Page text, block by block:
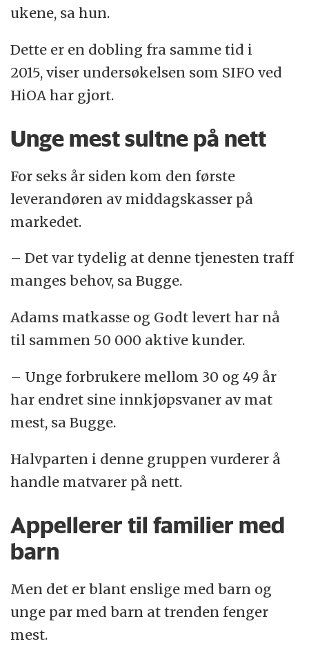
ukene, sa hun.
Dette er en dobling fra samme tid i
2015, viser undersøkelsen som SIFO ved
HiOA har gjort.
Unge mest sultne på nett
For seks år siden kom den første
leverandøren av middagskasser på
markedet.
– Det var tydelig at denne tjenesten traff
manges behov, sa Bugge.
Adams matkasse og Godt levert har nå
til sammen 50 000 aktive kunder.
– Unge forbrukere mellom 30 og 49 år
har endret sine innkjøpsvaner av mat
mest, sa Bugge.
Halvparten i denne gruppen vurderer å
handle matvarer på nett.
Appellerer til familier med
barn
Men det er blant enslige med barn og
unge par med barn at trenden fenger
mest.